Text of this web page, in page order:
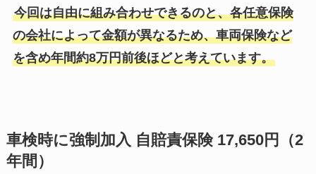
今回は自由に組み合わせできるのと、各任意保険
の会社によって金額が異なるため、車両保険など
を含め年間約8万円前後ほどと考えています。
車検時に強制加入 自賠責保険 17,650円（2
年間）